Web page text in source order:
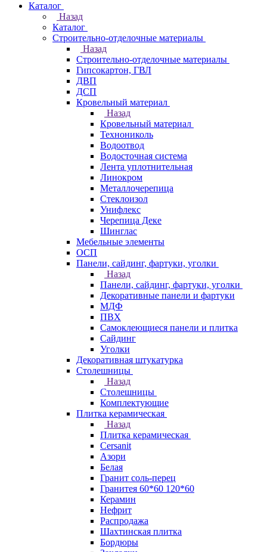
Каталог
Назад
Каталог
Строительно-отделочные материалы
Назад
Строительно-отделочные материалы
Гипсокартон, ГВЛ
ДВП
ДСП
Кровельный материал
Назад
Кровельный материал
Технониколь
Водоотвод
Водосточная система
Лента уплотнительная
Линокром
Металлочерепица
Стеклоизол
Унифлекс
Черепица Деке
Шинглас
Мебельные элементы
ОСП
Панели, сайдинг, фартуки, уголки
Назад
Панели, сайдинг, фартуки, уголки
Декоративные панели и фартуки
МДФ
ПВХ
Самоклеющиеся панели и плитка
Сайдинг
Уголки
Декоративная штукатурка
Столешницы
Назад
Столешницы
Комплектующие
Плитка керамическая
Назад
Плитка керамическая
Cersanit
Азори
Белая
Гранит соль-перец
Гранитея 60*60 120*60
Керамин
Нефрит
Распродажа
Шахтинская плитка
Бордюры